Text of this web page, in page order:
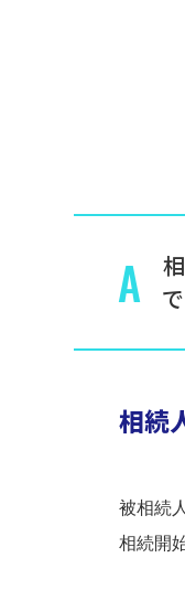
A
相続
被相続
相続開